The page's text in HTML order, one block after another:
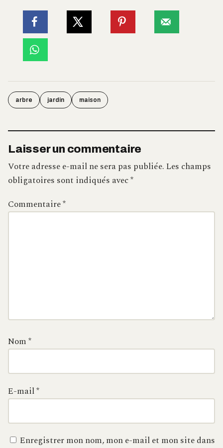
arbre jardin maison
Laisser un commentaire
Votre adresse e-mail ne sera pas publiée.Les champs
obligatoires sont indiqués avec*
Commentaire*
Nom*
E-mail*
Enregistrer mon nom, mon e-mail et mon site dans